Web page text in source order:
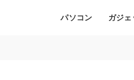
パソコン ガジェ